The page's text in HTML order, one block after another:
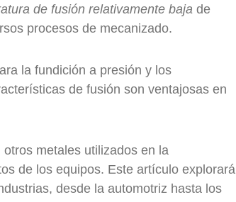
de fusión relativamente baja de
procesos de mecanizado.
la fundición a presión y los
de fusión son ventajosas en
metales utilizados en la
de los equipos. Este artículo explorará
desde la automotriz hasta los